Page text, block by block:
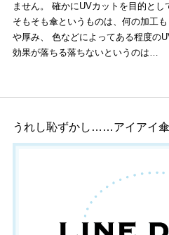
ません。 確かにUVカットを目的とし
そもそも傘というものは、何の加工
や厚み、 色などによってある程度の
効果が落ちる落ちないというのは…
うれし恥ずかし……アイアイ傘